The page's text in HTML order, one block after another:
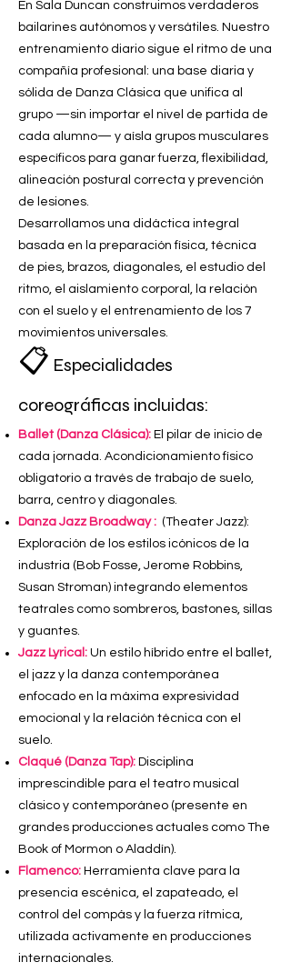
En Sala Duncan construimos verdaderos
bailarines autónomos y versátiles. Nuestro
entrenamiento diario sigue el ritmo de una
compañía profesional: una base diaria y
sólida de Danza Clásica que unifica al
grupo —sin importar el nivel de partida de
cada alumno— y aísla grupos musculares
específicos para ganar fuerza, flexibilidad,
alineación postural correcta y prevención
de lesiones.
Desarrollamos una didáctica integral
basada en la preparación física, técnica
de pies, brazos, diagonales, el estudio del
ritmo, el aislamiento corporal, la relación
con el suelo y el entrenamiento de los 7
movimientos universales.
📋 Especialidades
coreográficas incluidas:
Ballet (Danza Clásica): El pilar de inicio de
cada jornada. Acondicionamiento físico
obligatorio a través de trabajo de suelo,
barra, centro y diagonales.
Danza Jazz Broadway : (Theater Jazz):
Exploración de los estilos icónicos de la
industria (Bob Fosse, Jerome Robbins,
Susan Stroman) integrando elementos
teatrales como sombreros, bastones, sillas
y guantes.
Jazz Lyrical: Un estilo híbrido entre el ballet,
el jazz y la danza contemporánea
enfocado en la máxima expresividad
emocional y la relación técnica con el
suelo.
Claqué (Danza Tap): Disciplina
imprescindible para el teatro musical
clásico y contemporáneo (presente en
grandes producciones actuales como The
Book of Mormon o Aladdín).
Flamenco: Herramienta clave para la
presencia escénica, el zapateado, el
control del compás y la fuerza rítmica,
utilizada activamente en producciones
internacionales.